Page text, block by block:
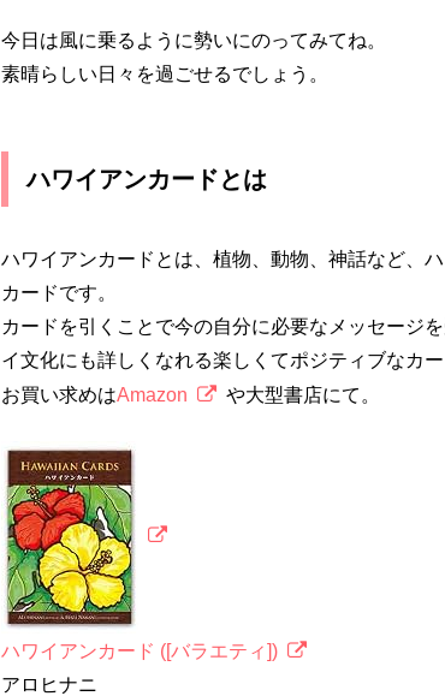
今日は風に乗るように勢いにのってみてね。
素晴らしい日々を過ごせるでしょう。
ハワイアンカードとは
ハワイアンカードとは、植物、動物、神話など、
カードです。
カードを引くことで今の自分に必要なメッセージ
イ文化にも詳しくなれる楽しくてポジティブなカー
お買い求めはAmazon や大型書店にて。
ハワイアンカード ([バラエティ])
アロヒナニ